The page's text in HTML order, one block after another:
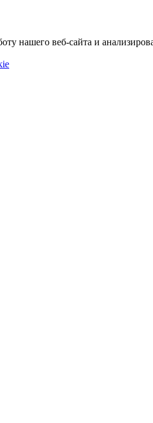
нашего веб-сайта и